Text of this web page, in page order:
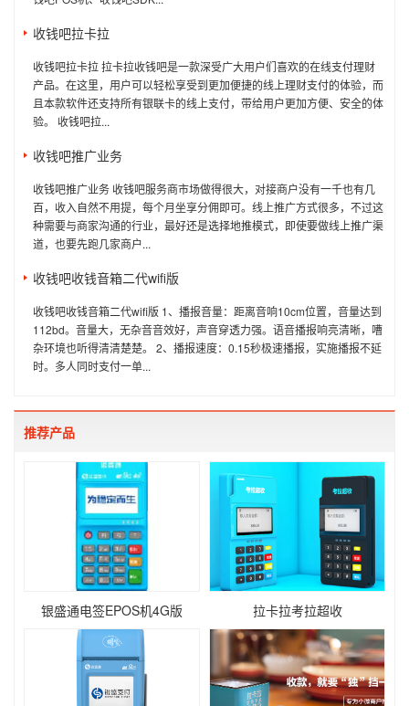
收钱吧拉卡拉
收钱吧拉卡拉 拉卡拉收钱吧是一款深受广大用户们喜欢的在线支付理财
产品。在这里，用户可以轻松享受到更加便捷的线上理财支付的体验，而
且本款软件还支持所有银联卡的线上支付，带给用户更加方便、安全的体
验。 收钱吧拉...
收钱吧推广业务
收钱吧推广业务 收钱吧服务商市场做得很大，对接商户没有一千也有几
百，收入自然不用提，每个月坐享分佣即可。线上推广方式很多，不过这
种需要与商家沟通的行业，最好还是选择地推模式，即使要做线上推广渠
道，也要先跑几家商户...
收钱吧收钱音箱二代wifi版
收钱吧收钱音箱二代wifi版 1、播报音量：距离音响10cm位置，音量达到
112bd。音量大，无杂音音效好，声音穿透力强。语音播报响亮清晰，嘈
杂环境也听得清清楚楚。 2、播报速度：0.15秒极速播报，实施播报不延
时。多人同时支付一单...
推荐产品
银盛通电签EPOS机4G版 拉卡拉考拉超收